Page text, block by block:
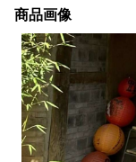
商品画像